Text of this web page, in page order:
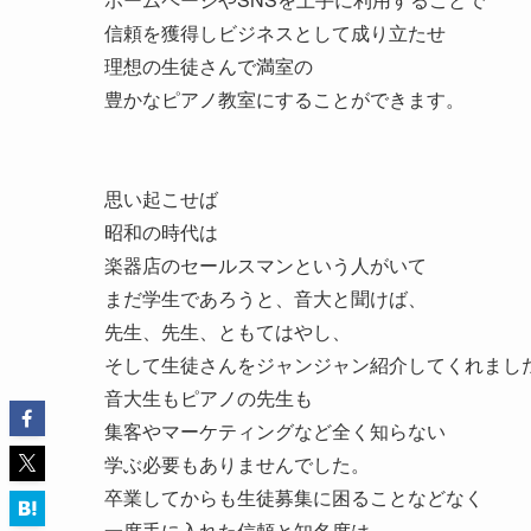
信頼を獲得しビジネスとして成り立たせ
理想の生徒さんで満室の
豊かなピアノ教室にすることができます。
思い起こせば
昭和の時代は
楽器店のセールスマンという人がいて
まだ学生であろうと、音大と聞けば、
先生、先生、ともてはやし、
そして生徒さんをジャンジャン紹介してくれまし
音大生もピアノの先生も
集客やマーケティングなど全く知らない
学ぶ必要もありませんでした。
卒業してからも生徒募集に困ることなどなく